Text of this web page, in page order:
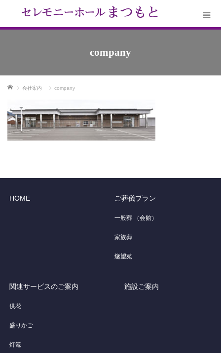
company
ホーム 会社案内 company
HOME ご葬儀プラン
一般葬 （会館）
家族葬
燧望苑
関連サービスのご案内
供花
盛りかご
灯篭
施設ご案内